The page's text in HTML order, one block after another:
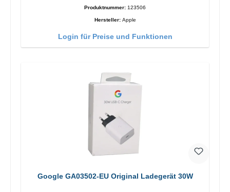
Produktnummer: 123506
Hersteller: Apple
Login für Preise und Funktionen
Google GA03502-EU Original Ladegerät 30W